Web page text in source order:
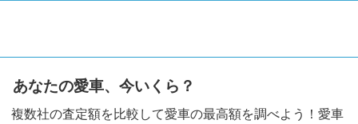
あなたの愛車、今いくら？
複数社の査定額を比較して愛車の最高額を調べよう！愛車